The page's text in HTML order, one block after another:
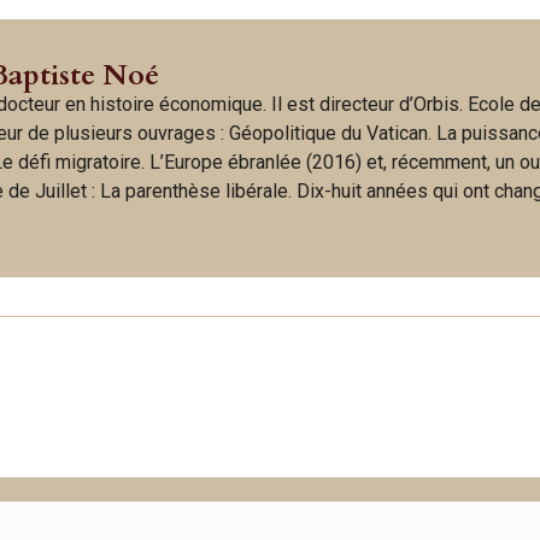
Noé
en histoire économique. Il est directeur d’Orbis. Ecole de
de plusieurs ouvrages : Géopolitique du Vatican. La
défi migratoire. L’Europe ébranlée (2016) et, récemment, un
de Juillet : La parenthèse libérale. Dix-huit années qui ont